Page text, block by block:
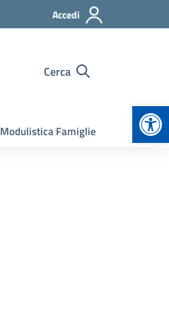
Accedi
Cerca
Modulistica Famiglie